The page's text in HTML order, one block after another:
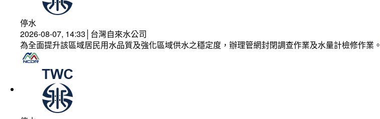
停水
2026-08-07, 14:33│台灣自來水公司
為全面提升該區域居民用水品質及強化區域供水之穩定度，辦理管網封閉調查作業及水量計檢修作業。